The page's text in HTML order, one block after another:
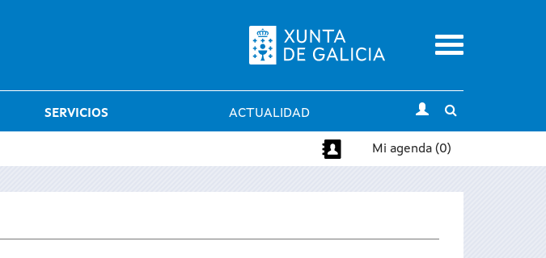
Menu
SERVICIOS ACTUALIDAD
search
Mi agenda (0)